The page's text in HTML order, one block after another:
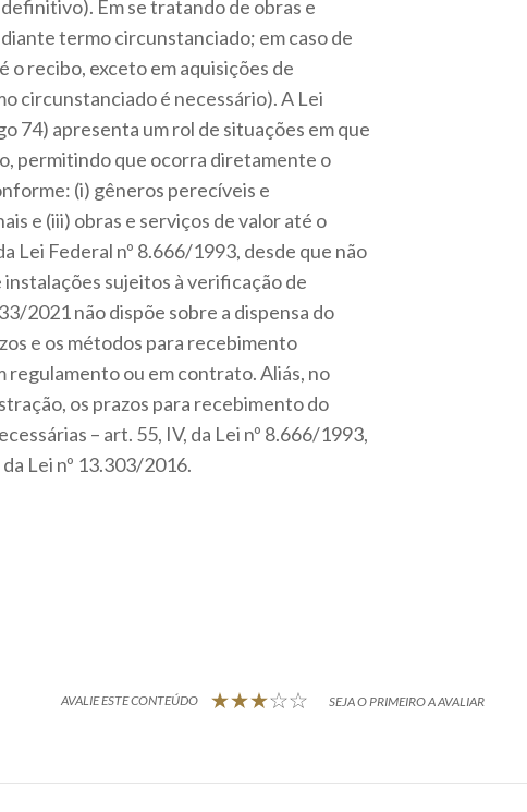
Em se tratando de obras e
termo circunstanciado; em caso de
o recibo, exceto em aquisições de
circunstanciado é necessário). A Lei
74) apresenta um rol de situações em que
permitindo que ocorra diretamente o
(i) gêneros perecíveis e
e (iii) obras e serviços de valor até o
Lei Federal nº 8.666/1993, desde que não
sujeitos à verificação de
2021 não dispõe sobre a dispensa do
e os métodos para recebimento
ou em contrato. Aliás, no
os prazos para recebimento do
– art. 55, IV, da Lei nº 8.666/1993,
Lei nº 13.303/2016.
AVALIE ESTE CONTEÚDO SEJA O PRIMEIRO A AVALIAR